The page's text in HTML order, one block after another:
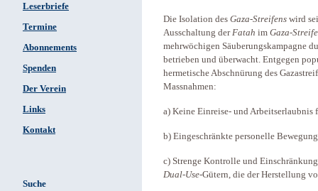
Leserbriefe
Termine
Abonnements
Spenden
Der Verein
Links
Kontakt
Suche
Die Isolation des Gaza-Streifens wird
Ausschaltung derFatah im Gaza-
mehrwöchigen Säuberungskampagne
betrieben und überwacht. Entgegen
hermetische Abschnürung des
Massnahmen:
a) Keine Einreise- und Arbeitserlaubnis
b) Eingeschränkte personelle
c) Strenge Kontrolle und
Dual-Use-Gütern, die der Herstellung